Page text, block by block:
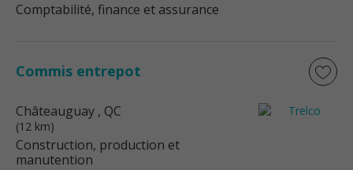
Comptabilité, finance et assurance
Commis entrepot
Châteauguay , QC
(12 km)
Construction, production et
manutention